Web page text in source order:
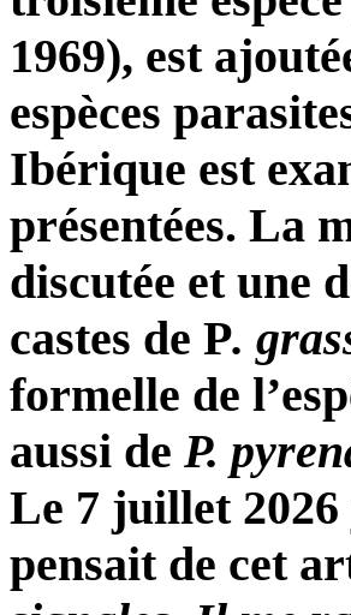
1969), est
espèces
Ibérique est
présentées. La
discutée et une
castes de P.
formelle de
aussi de P.
Le 7 juillet
pensait de cet